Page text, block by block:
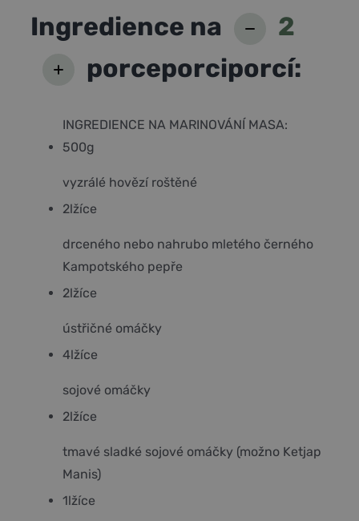
Ingredience na
2
porceporciporcí:
INGREDIENCE NA MARINOVÁNÍ MASA:
500g
vyzrálé hovězí roštěné
2lžíce
drceného nebo nahrubo mletého černého
Kampotského pepře
2lžíce
ústřičné omáčky
4lžíce
sojové omáčky
2lžíce
tmavé sladké sojové omáčky (možno Ketjap
Manis)
1lžíce